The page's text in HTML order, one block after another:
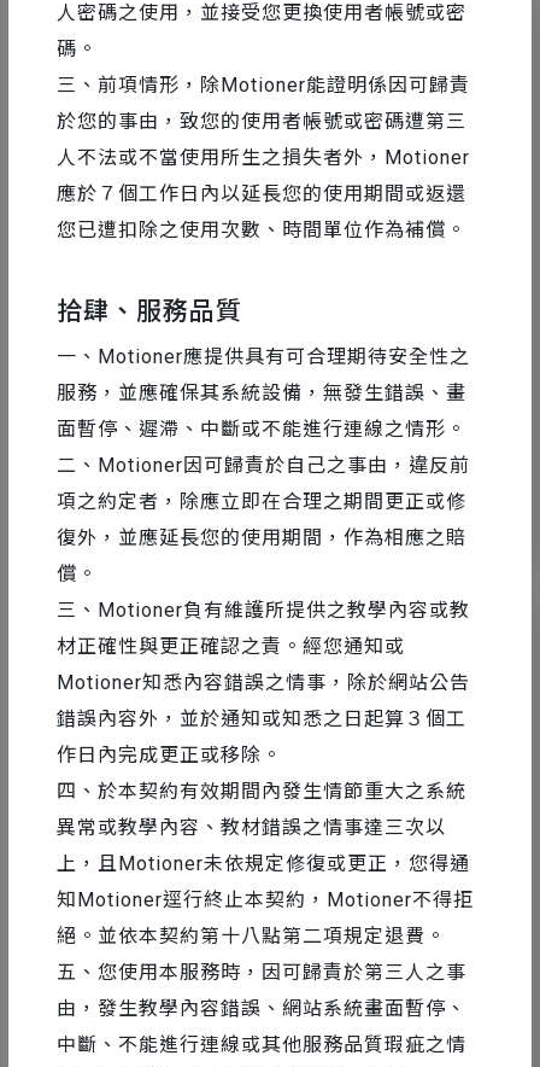
人密碼之使用，並接受您更換使用者帳號或密
碼。
三、前項情形，除Motioner能證明係因可歸責
於您的事由，致您的使用者帳號或密碼遭第三
人不法或不當使用所生之損失者外，Motioner
應於７個工作日內以延長您的使用期間或返還
您已遭扣除之使用次數、時間單位作為補償。
拾肆、服務品質
一、Motioner應提供具有可合理期待安全性之
服務，並應確保其系統設備，無發生錯誤、畫
面暫停、遲滯、中斷或不能進行連線之情形。
二、Motioner因可歸責於自己之事由，違反前
項之約定者，除應立即在合理之期間更正或修
復外，並應延長您的使用期間，作為相應之賠
償。
三、Motioner負有維護所提供之教學內容或教
材正確性與更正確認之責。經您通知或
Motioner知悉內容錯誤之情事，除於網站公告
錯誤內容外，並於通知或知悉之日起算３個工
作日內完成更正或移除。
四、於本契約有效期間內發生情節重大之系統
異常或教學內容、教材錯誤之情事達三次以
上，且Motioner未依規定修復或更正，您得通
知Motioner逕行終止本契約，Motioner不得拒
絕。並依本契約第十八點第二項規定退費。
五、您使用本服務時，因可歸責於第三人之事
由，發生教學內容錯誤、網站系統畫面暫停、
中斷、不能進行連線或其他服務品質瑕疵之情
AE 教學 2016-07-22
Ramp Line - 自製漸層線條 Preset 分享
13473
外掛 & 腳本 2016-06-30
EaseCopy - 輕鬆複製貼上 Keyframe 曲
線